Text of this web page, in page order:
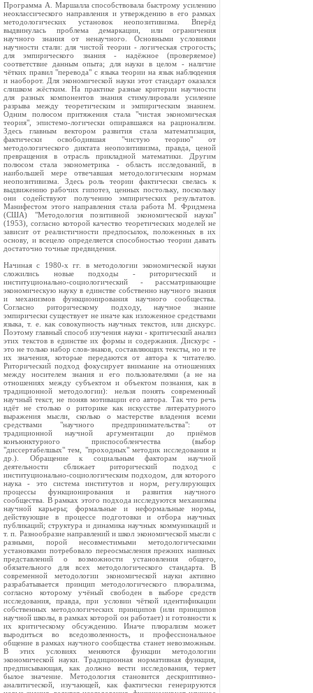
Программа А. Маршалла способствовала быстрому усилению
неоклассического направления и утверждению в его рамках
методологических установок неопозитивизма. Вперёд
выдвинулась проблема демаркации, или ограничения
научного знания от ненаучного. Основными условиями
научности стали: для чистой теории - логическая строгость;
для эмпирического знания - надёжное (проверяемое)
соответствие данным опыта; для науки в целом - наличие
чётких правил "перевода" с языка теории на язык наблюдения
и наоборот. Для экономической науки этот стандарт оказался
слишком жёстким. На практике разные критерии научности
для разных компонентов знания стимулировали усиление
разрыва между теоретическим и эмпирическим знанием.
Одним полюсом притяжения стала "чистая экономическая
теория", эпистемо-логически опиравшаяся на рационализм.
Здесь главным вектором развития стала математизация,
фактически освободившая "чистую теорию" от
методологического диктата неопозитивизма, правда, ценой
превращения в отрасль прикладной математики. Другим
полюсом стала эконометрика - область исследований, в
наибольшей мере отвечавшая методологическим нормам
неопозитивизма. Здесь роль теории фактически свелась к
выдвижению рабочих гипотез, ценных постольку, поскольку
они содействуют получению эмпирических результатов.
Манифестом этого направления стала работа М. Фридмена
(США) "Методология позитивной экономической науки"
(1953), согласно которой качество теоретических моделей не
зависит от реалистичности предпосылок, положенных в их
основу, и всецело определяется способностью теории давать
достаточно точные предвидения.
Начиная с 1980-х гг. в методологии экономической науки
сложились новые подходы - риторический и
институционально-социологический - рассматривающие
экономическую науку в единстве собственно научного знания
и механизмов функционирования научного сообщества.
Согласно риторическому подходу, научное знание
эмпирически существует не иначе как изложенное средствами
языка, т. е. как совокупность научных текстов, или дискурс.
Поэтому главный способ изучения науки - критический анализ
этих текстов в единстве их формы и содержания. Дискурс -
это не только набор слов-знаков, составляющих тексты, но и те
их значения, которые передаются от автора к читателю.
Риторический подход фокусирует внимание на отношениях
между носителем знания и его пользователями (а не на
отношениях между субъектом и объектом познания, как в
традиционной методологии): нельзя понять современный
научный текст, не поняв мотивации его автора. Так что речь
идёт не столько о риторике как искусстве литературного
выражения мысли, сколько о мастерстве владения всеми
средствами "научного предпринимательства": от
традиционной научной аргументации до приёмов
конъюнктурного приспособленчества (выбор
"диссертабелшых" тем, "проходных" методик исследования и
др.). Обращение к социальным факторам научной
деятельности сближает риторический подход с
институционально-социологическим подходом, для которого
наука - это система институтов и норм, регулирующих
процессы функционирования и развития научного
сообщества. В рамках этого подхода исследуются механизмы
научной карьеры; формальные и неформальные нормы,
действующие в процессе подготовки и отбора научных
публикаций; структура и динамика научных коммуникаций и
т. п. Разнообразие направлений и школ экономической мысли с
разными, порой несовместимыми методологическими
установками потребовало переосмысления прежних наивных
представлений о возможности установления общего,
обязательного для всех методологического стандарта. В
современной методологии экономической науки активно
разрабатывается принцип методологического плюрализма,
согласно которому учёный свободен в выборе средств
исследования, правда, при условии чёткой идентификации
собственных методологических принципов (или принципов
научной школы, в рамках которой он работает) и готовности к
их критическому обсуждению. Иначе плюрализм может
выродиться во вседозволенность, и профессиональное
общение в рамках научного сообщества станет невозможным.
В этих условиях меняются функции методологии
экономической науки. Традиционная нормативная функция,
предписывающая, как должно вести исследования, теряет
былое значение. Методология становится дескриптивно-
аналитической, изучающей, как фактически генерируются